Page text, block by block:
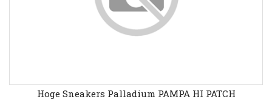
Hoge Sneakers Palladium PAMPA HI PATCH